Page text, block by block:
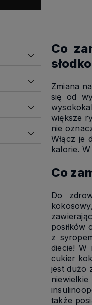
Co
Zmiana
się od
większe
nie
Włącz je
kalorie.
Co
Do
posiłków
z
diecie! W
cukier
jest dużo
także